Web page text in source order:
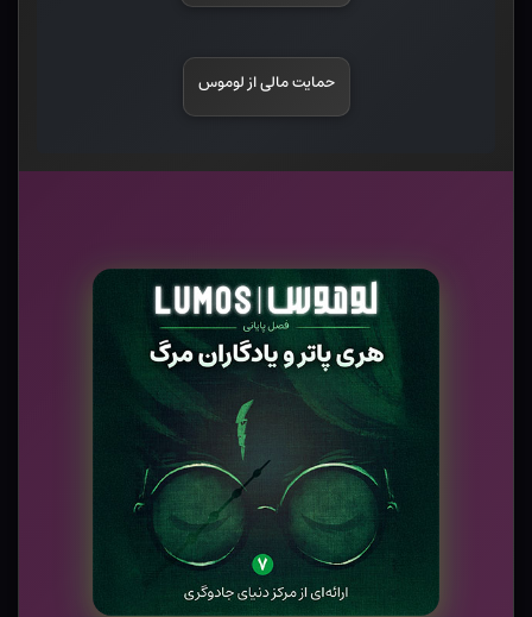
حمایت مالی از لوموس